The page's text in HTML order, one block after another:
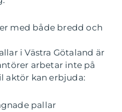
med både bredd och
i Västra Götaland är
arbetar inte på
aktör kan erbjuda:
pallar